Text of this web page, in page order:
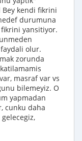
kendi fikrini
durumuna
yansitiyor.
olur.
zorunda
masraf var vs
bilemeyiz. O
yapmadan
cunku daha